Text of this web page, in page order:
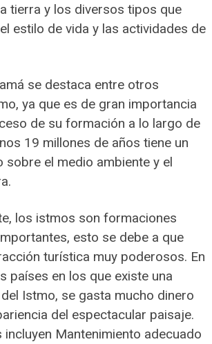
tierra y los diversos tipos que
estilo de vida y las actividades de
se destaca entre otros
ya que es de gran importancia
de su formación a lo largo de
19 millones de años tiene un
sobre el medio ambiente y el
los istmos son formaciones
esto se debe a que
turística muy poderosos. En
países en los que existe una
Istmo, se gasta mucho dinero
del espectacular paisaje.
Mantenimiento adecuado